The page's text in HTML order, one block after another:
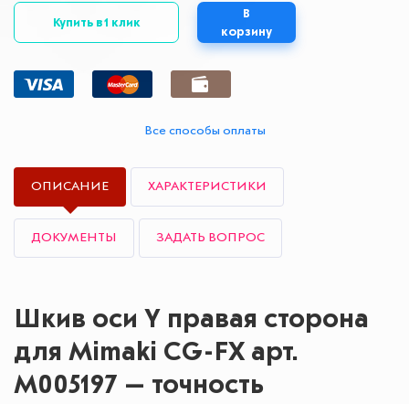
Купить в 1 клик
В
корзину
Все способы оплаты
ОПИСАНИЕ ХАРАКТЕРИСТИКИ
ДОКУМЕНТЫ ЗАДАТЬ ВОПРОС
Шкив оси Y правая сторона
для Mimaki CG-FX арт.
M005197 — точность